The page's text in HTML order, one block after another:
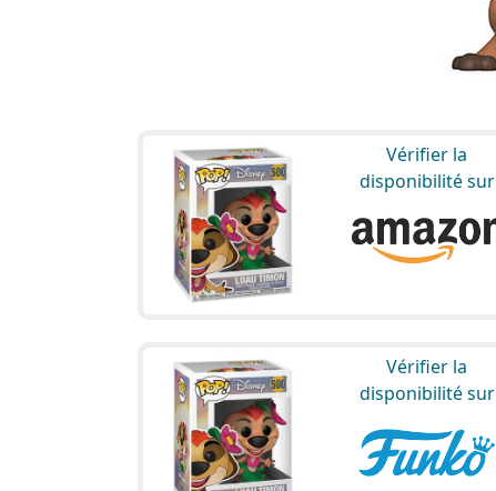
Vérifier la
disponibilité sur
Vérifier la
disponibilité sur